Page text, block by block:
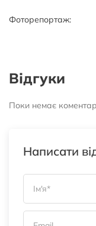
Фоторепортаж:
Відгуки
Поки немає
Написати